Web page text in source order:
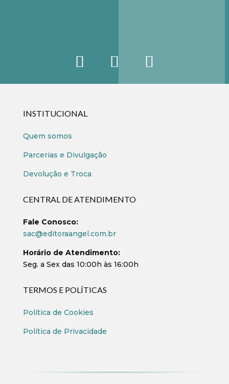
INSTITUCIONAL
Quem somos
Parcerias e Divulgação
Devolução e Troca
CENTRAL DE ATENDIMENTO
Fale Conosco:
sac@editoraangel.com.br
Horário de Atendimento:
Seg. a Sex das 10:00h às 16:00h
TERMOS E POLÍTICAS
Política de Cookies
Política de Privacidade